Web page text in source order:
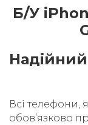
Б/У
Всі телефони,
обовʼязково